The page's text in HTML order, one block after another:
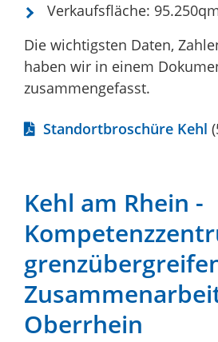
Verkaufsfläche:
Die wichtigsten Daten,
haben wir in einem
zusammengefasst.
Standortbroschüre Kehl
Kehl am Rhein -
Oberrhein